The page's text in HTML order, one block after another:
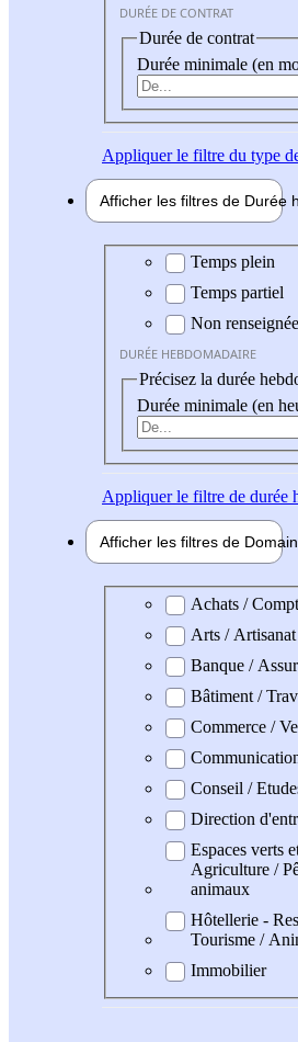
DURÉE DE CONTRAT
Durée de contrat
Durée minimale (en
Appliquerle filtre du type
Afficher les filtres de Durée
Durée hebdomadaire
Temps plein
Temps partiel
Non renseignée
DURÉE HEBDOMADAIRE
Précisez la durée
Durée minimale (en
Appliquerle filtre de durée
Afficher les filtres de
Domaine professionel
Achats /
Arts /
Banque /
Bâtiment /
Commerce /
Conseil /
Direction
Espaces verts
Agriculture /
animaux
Hôtellerie -
Tourisme /
Immobilier